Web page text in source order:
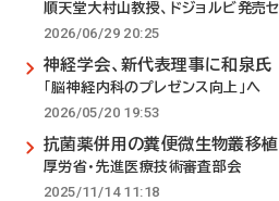
順天堂大村山教授、ドジョルビ発売
2026/06/29 20:25
神経学会、新代表理事に和泉氏
「脳神経内科のプレゼンス向上」へ
2026/05/20 19:53
抗菌薬併用の糞便微生物叢移植
厚労省・先進医療技術審査部会
2025/11/14 11:18